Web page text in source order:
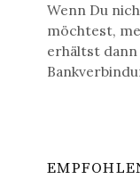
Wenn Du
möchtest,
erhältst